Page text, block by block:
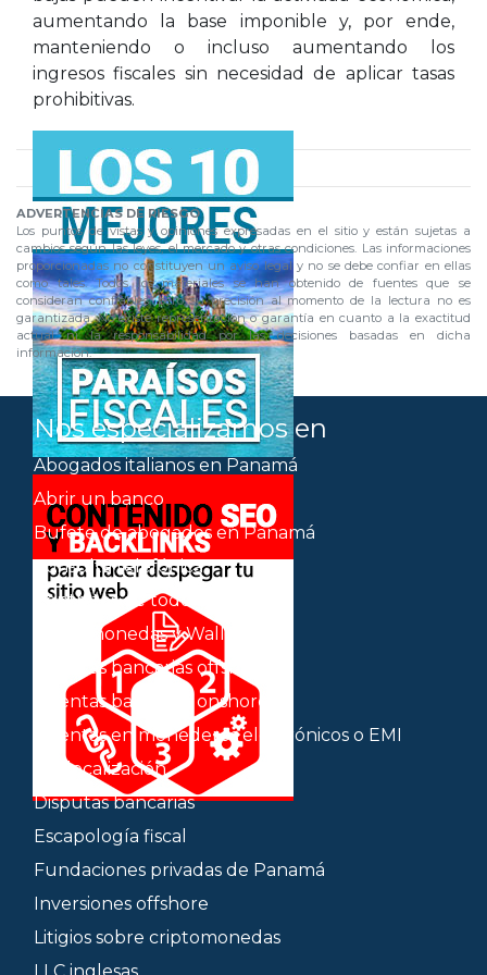
aumentando la base imponible y, por ende,
manteniendo o incluso aumentando los
ingresos fiscales sin necesidad de aplicar tasas
prohibitivas.
ADVERTENCIAS DE RIESGO
Los puntos de vistas y opiniones expresadas en el sitio y están sujetas a
cambios según las leyes, el mercado y otras condiciones. Las informaciones
proporcionadas no constituyen un aviso legal y no se debe confiar en ellas
como tales. Todos los materiales se han obtenido de fuentes que se
consideran confiables, pero su precisión al momento de la lectura no es
garantizada. No existe representación o garantía en cuanto a la exactitud
actual ni la responsabilidad por las decisiones basadas en dicha
información.
Nos especializamos en
Abogados italianos en Panamá
Abrir un banco
Bufete de abogados en Panamá
Consulta telefónica
Contratos de todo tipo
Criptomonedas y Wallets
Cuentas bancarias offshore
Cuentas bancarias onshore
Cuentas en monederos electrónicos o EMI
Deslocalización
Disputas bancarias
Escapología fiscal
Fundaciones privadas de Panamá
Inversiones offshore
Litigios sobre criptomonedas
LLC inglesas